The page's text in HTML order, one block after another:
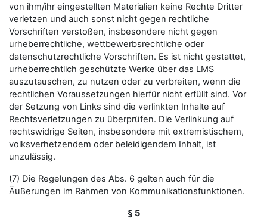
von ihm/ihr eingestellten Materialien keine Rechte Dritter
verletzen und auch sonst nicht gegen rechtliche
Vorschriften verstoßen, insbesondere nicht gegen
urheberrechtliche, wettbewerbsrechtliche oder
datenschutzrechtliche Vorschriften. Es ist nicht gestattet,
urheberrechtlich geschützte Werke über das LMS
auszutauschen, zu nutzen oder zu verbreiten, wenn die
rechtlichen Voraussetzungen hierfür nicht erfüllt sind. Vor
der Setzung von Links sind die verlinkten Inhalte auf
Rechtsverletzungen zu überprüfen. Die Verlinkung auf
rechtswidrige Seiten, insbesondere mit extremistischem,
volksverhetzendem oder beleidigendem Inhalt, ist
unzulässig.
(7) Die Regelungen des Abs. 6 gelten auch für die
Äußerungen im Rahmen von Kommunikationsfunktionen.
§ 5